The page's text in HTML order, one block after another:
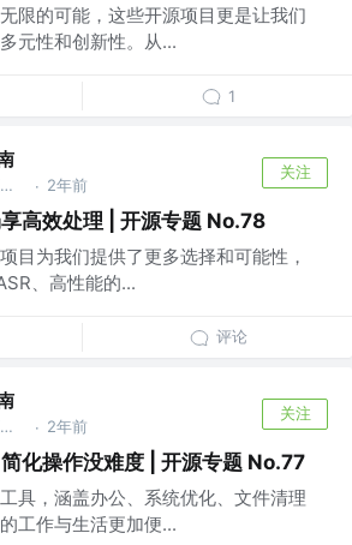
限的可能，这些开源项目更是让我们
元性和创新性。从...
1
公众号：开源服务指南 · 2年前
关注
高效处理 | 开源专题 No.78
目为我们提供了更多选择和可能性，
、高性能的...
评论
公众号：开源服务指南 · 2年前
关注
化操作没难度 | 开源专题 No.77
具，涵盖办公、系统优化、文件清理
工作与生活更加便...